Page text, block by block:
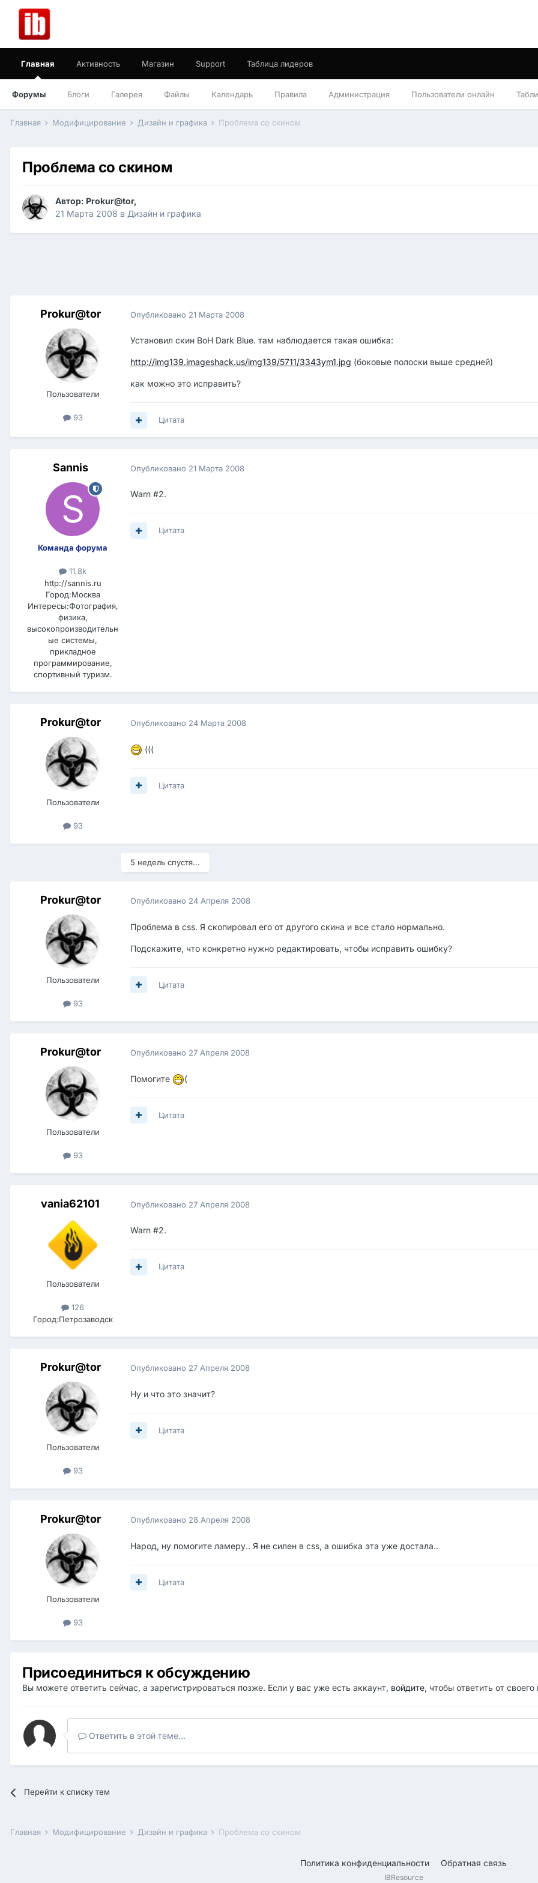
Главная
Форумы Блоги Галерея Файлы Календарь Правила Администрация Пользователи онлайн
Активность Магазин Support Таблица лидеров
Главная Модифицирование Дизайн и графика Проблема со скином
Проблема со скином
Автор: Prokur@tor,
21 Марта 2008 в Дизайн и графика
Prokur@tor
Пользователи
93
Опубликовано 21 Марта 2008
Установил скин BoH Dark Blue. там наблюдается такая ошибка:
http://img139.imageshack.us/img139/5711/3343ym1.jpg (боковые полоски выше средней)
как можно это исправить?
Цитата
Sannis
Команда форума
11,8k
http://sannis.ru
Город:Москва
Интересы:Фотография,
физика,
высокопроизводительн
ые системы,
прикладное
программирование,
спортивный туризм.
Опубликовано 21 Марта 2008
Warn #2.
Цитата
Prokur@tor
Пользователи
93
Опубликовано 24 Марта 2008
(((
Цитата
5 недель спустя...
Prokur@tor
Пользователи
93
Опубликовано 24 Апреля 2008
Проблема в css. Я скопировал его от другого скина и все стало нормально.
Подскажите, что конкретно нужно редактировать, чтобы исправить ошибку?
Цитата
Prokur@tor
Пользователи
93
Опубликовано 27 Апреля 2008
Помогите (
Цитата
vania62101
Пользователи
126
Город:Петрозаводск
Опубликовано 27 Апреля 2008
Warn #2.
Цитата
Prokur@tor
Пользователи
93
Опубликовано 27 Апреля 2008
Ну и что это значит?
Цитата
Prokur@tor
Пользователи
93
Опубликовано 28 Апреля 2008
Народ, ну помогите ламеру.. Я не силен в css, а ошибка эта уже достала..
Цитата
Присоединиться к обсуждению
Вы можете ответить сейчас, а зарегистрироваться позже. Если у вас уже есть аккаунт, войдите, чтобы ответить от
Ответить в этой теме...
Перейти к списку тем
Главная Модифицирование Дизайн и графика Проблема со скином
Политика конфиденциальности Обратная связь
IBResource